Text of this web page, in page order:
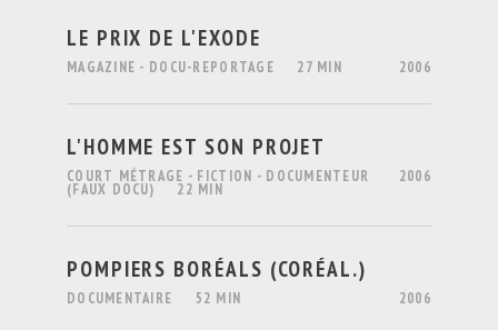
LE PRIX DE L'EXODE
MAGAZINE - DOCU-REPORTAGE 27 MIN 2006
L'HOMME EST SON PROJET
COURT MÉTRAGE - FICTION - DOCUMENTEUR
(FAUX DOCU) 22 MIN
2006
POMPIERS BORÉALS (CORÉAL.)
DOCUMENTAIRE 52 MIN 2006